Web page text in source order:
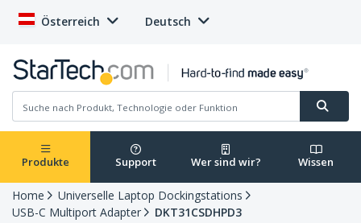
Österreich Deutsch
Produkte Support Wer sind wir? Wissen
Home
Universelle Laptop Dockingstations
USB-C Multiport Adapter
DKT31CSDHPD3